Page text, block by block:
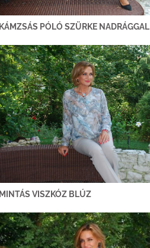
KÁMZSÁS PÓLÓ SZÜRKE NADRÁGGAL
MINTÁS VISZKÓZ BLÚZ